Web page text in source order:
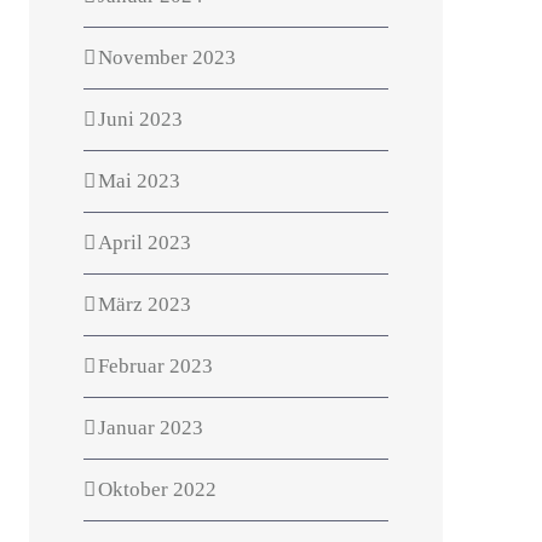
November 2023
Juni 2023
Mai 2023
April 2023
März 2023
Februar 2023
Januar 2023
Oktober 2022